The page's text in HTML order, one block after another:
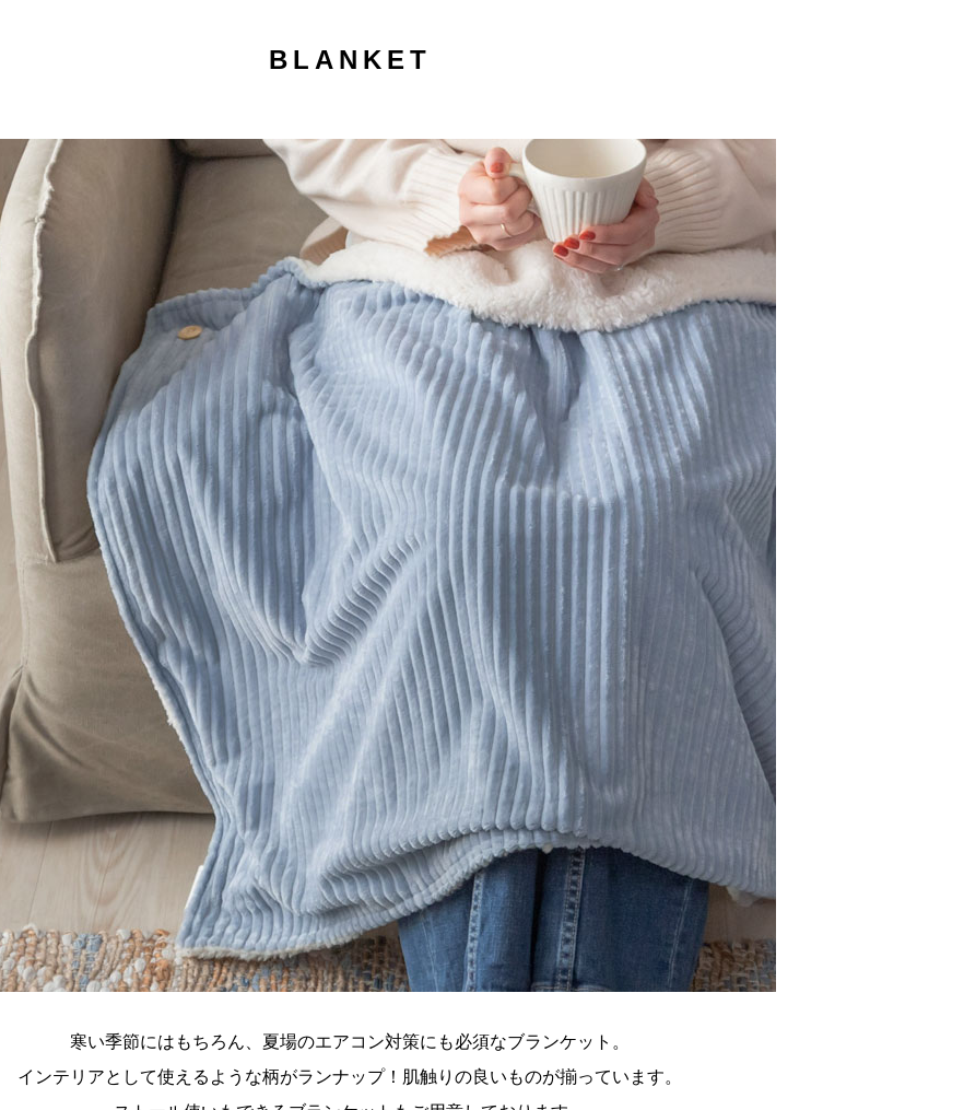
BLANKET
寒い季節にはもちろん、夏場のエアコン対策にも必須なブランケット。
インテリアとして使えるような柄がランナップ！肌触りの良いものが揃っています。